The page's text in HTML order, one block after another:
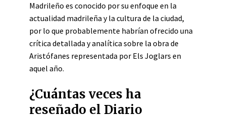
Madrileño es conocido por su enfoque en la
actualidad madrileña y la cultura de la ciudad,
por lo que probablemente habrían ofrecido una
crítica detallada y analítica sobre la obra de
Aristófanes representada por Els Joglars en
aquel año.
¿Cuántas veces ha
reseñado el Diario